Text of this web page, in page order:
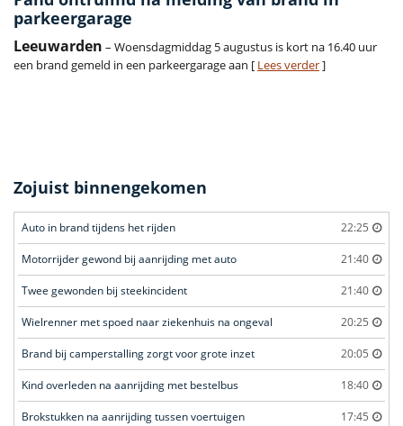
parkeergarage
Leeuwarden – Woensdagmiddag 5 augustus is kort na 16.40 uur
een brand gemeld in een parkeergarage aan [ Lees verder]
Zojuist binnengekomen
Auto in brand tijdens het rijden 22:25
Motorrijder gewond bij aanrijding met auto 21:40
Twee gewonden bij steekincident 21:40
Wielrenner met spoed naar ziekenhuis na ongeval 20:25
Brand bij camperstalling zorgt voor grote inzet 20:05
Kind overleden na aanrijding met bestelbus 18:40
Brokstukken na aanrijding tussen voertuigen 17:45